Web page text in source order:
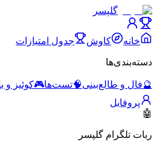
گلپسر
خانه کاوش جدول امتیازات
دسته‌بندی‌ها
🔮فال و طالع‌بینی🧠تست‌ها🎮کوئیز و
پروفایل
🤖
ربات تلگرام گلپسر